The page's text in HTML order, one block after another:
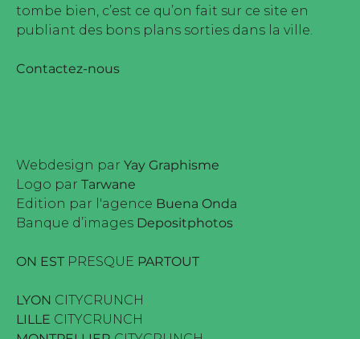
tombe bien, c’est ce qu’on fait sur ce site en
publiant des bons plans sorties dans la ville.
Contactez-nous
Webdesign par Yay Graphisme
Logo par Tarwane
Edition par l'agence Buena Onda
Banque d’images Depositphotos
ON EST PRESQUE PARTOUT
LYON CITYCRUNCH
LILLE CITYCRUNCH